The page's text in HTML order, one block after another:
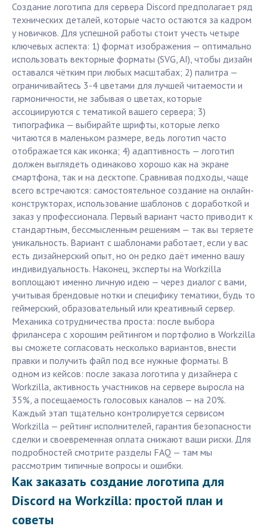
Создание логотипа для сервера Discord предполагает ряд
технических деталей, которые часто остаются за кадром
у новичков. Для успешной работы стоит учесть четыре
ключевых аспекта: 1) формат изображения — оптимально
использовать векторные форматы (SVG, AI), чтобы дизайн
оставался чётким при любых масштабах; 2) палитра —
ограничивайтесь 3-4 цветами для лучшей читаемости и
гармоничности, не забывая о цветах, которые
ассоциируются с тематикой вашего сервера; 3)
типографика — выбирайте шрифты, которые легко
читаются в маленьком размере, ведь логотип часто
отображается как иконка; 4) адаптивность — логотип
должен выглядеть одинаково хорошо как на экране
смартфона, так и на десктопе. Сравнивая подходы, чаще
всего встречаются: самостоятельное создание на онлайн-
конструкторах, использование шаблонов с доработкой и
заказ у профессионала. Первый вариант часто приводит к
стандартным, бессмысленным решениям — так вы теряете
уникальность. Вариант с шаблонами работает, если у вас
есть дизайнерский опыт, но он редко даёт именно вашу
индивидуальность. Наконец, эксперты на Workzilla
воплощают именно личную идею — через диалог с вами,
учитывая брендовые нотки и специфику тематики, будь то
геймерский, образовательный или креативный сервер.
Механика сотрудничества проста: после выбора
фрилансера с хорошим рейтингом и портфолио в Workzilla
вы сможете согласовать несколько вариантов, внести
правки и получить файл под все нужные форматы. В
одном из кейсов: после заказа логотипа у дизайнера с
Workzilla, активность участников на сервере выросла на
35%, а посещаемость голосовых каналов — на 20%.
Каждый этап тщательно контролируется сервисом
Workzilla — рейтинг исполнителей, гарантия безопасности
сделки и своевременная оплата снижают ваши риски. Для
подробностей смотрите разделы FAQ — там мы
рассмотрим типичные вопросы и ошибки.
Как заказать создание логотипа для
Discord на Workzilla: простой план и
советы